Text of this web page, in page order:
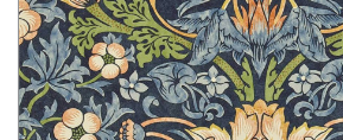
FESTE
E
EVENTI
OUTDOOR